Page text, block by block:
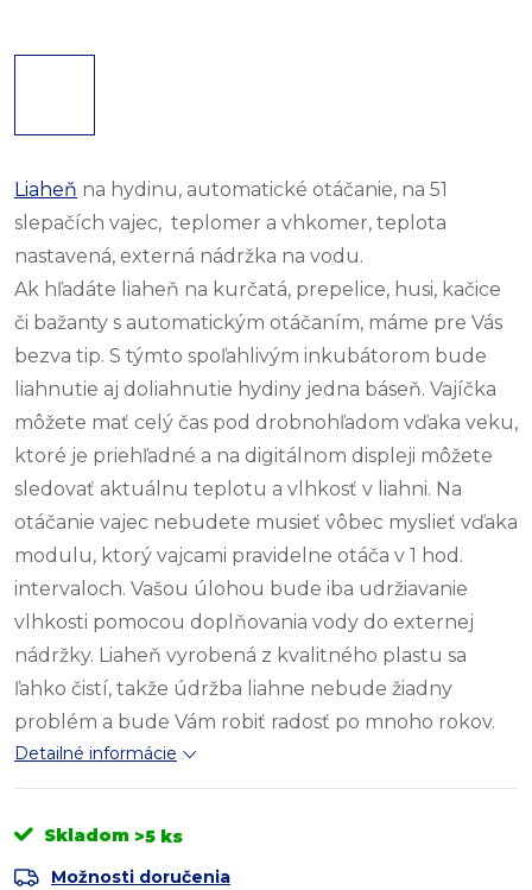
Liaheň na hydinu, automatické otáčanie, na 51
slepačích vajec, teplomer a vhkomer, teplota
nastavená, externá nádržka na vodu.
Ak hľadáte liaheň na kurčatá, prepelice, husi, kačice
či bažanty s automatickým otáčaním, máme pre Vás
bezva tip. S týmto spoľahlivým inkubátorom bude
liahnutie aj doliahnutie hydiny jedna báseň. Vajíčka
môžete mať celý čas pod drobnohľadom vďaka veku,
ktoré je priehľadné a na digitálnom displeji môžete
sledovať aktuálnu teplotu a vlhkosť v liahni. Na
otáčanie vajec nebudete musieť vôbec myslieť vďaka
modulu, ktorý vajcami pravidelne otáča v 1 hod.
intervaloch. Vašou úlohou bude iba udržiavanie
vlhkosti pomocou doplňovania vody do externej
nádržky. Liaheň vyrobená z kvalitného plastu sa
ľahko čistí, takže údržba liahne nebude žiadny
problém a bude Vám robiť radosť po mnoho rokov.
Detailné informácie
Skladom >5 ks
Možnosti doručenia